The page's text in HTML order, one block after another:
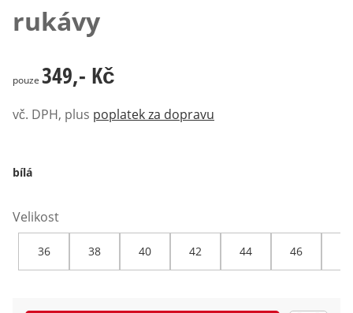
rukávy
349,- Kč
pouze 349,- Kč
vč. DPH, plus poplatek za dopravu
bílá
Velikost
36 38 40 42 44 46